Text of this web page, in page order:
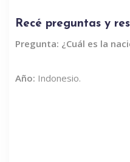
Recé preguntas y
Pregunta: ¿Cuál es la
Año: Indonesio.